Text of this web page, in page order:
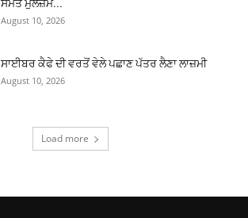
ਸਮੇਤ ਮੁਲਜ਼ਮ...
August 10, 2026
ਸਾਈਬਰ ਕੈਫੇ ਦੀ ਵਰਤੋਂ ਵੇਲੇ ਪਛਾਣ ਪੱਤਰ ਲੈਣਾ ਲਾਜ਼ਮੀ
August 10, 2026
Load more